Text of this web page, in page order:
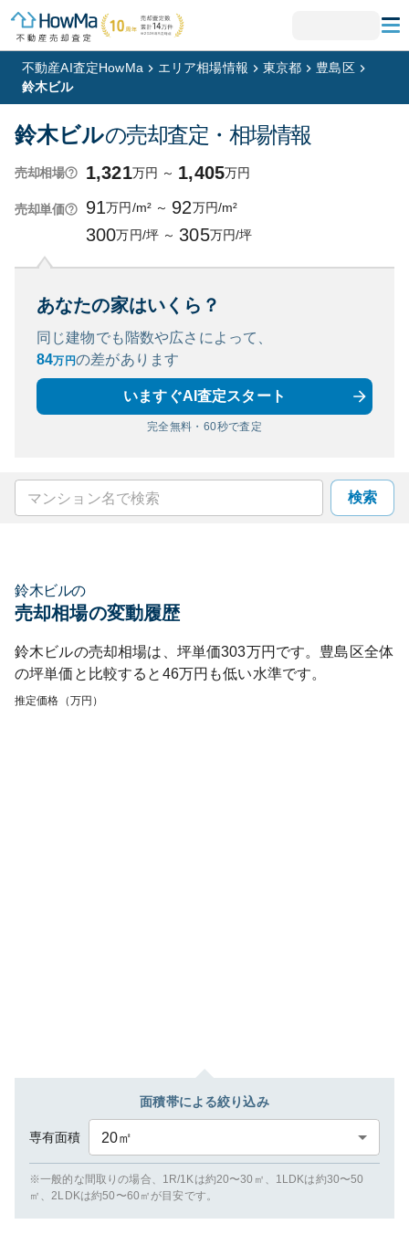
不動産AI査定HowMa エリア相場情報 東京都
豊島区
鈴木ビル
鈴木ビルの売却査定・相場情報
売却相場 1,321万円 ～ 1,405万円
売却単価 91万円/m² ～ 92万円/m²
300万円/坪 ～ 305万円/坪
あなたの家はいくら？
同じ建物でも階数や広さによって、
84万円の差があります
いますぐAI査定スタート
完全無料・60秒で査定
検索
鈴木ビルの
売却相場の変動履歴
鈴木ビルの売却相場は、坪単価303万円です。 豊島区全体
の坪単価と比較すると 46万円も低い水準です。
推定価格（万円）
面積帯による絞り込み
専有面積 20㎡
※一般的な間取りの場合、1R/1Kは約20〜30㎡、1LDKは約30〜50
㎡、2LDKは約50〜60㎡が目安です。